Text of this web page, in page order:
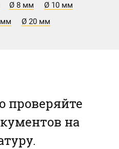
Ø 8 мм
Ø 10 мм
Ø 20 мм
проверяйте
на